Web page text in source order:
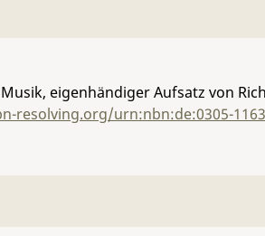
eigenhändiger Aufsatz von
resolving.org/urn:nbn:de:0305-